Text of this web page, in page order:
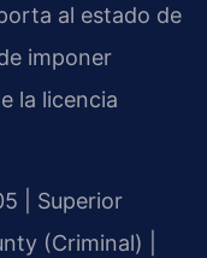
al estado de
imponer
la licencia
| Superior
(Criminal) |